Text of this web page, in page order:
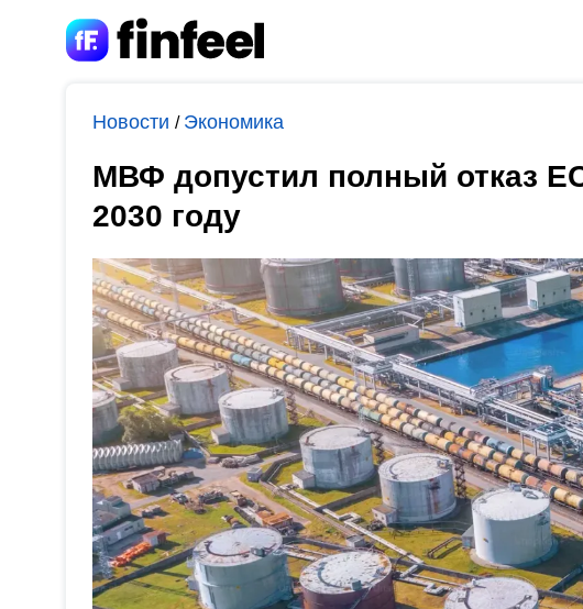
Новости / Экономика
МВФ допустил полный отказ
2030 году